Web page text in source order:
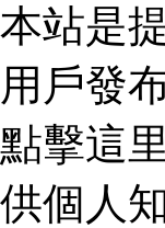
本站是
用戶發
點擊這
供個人